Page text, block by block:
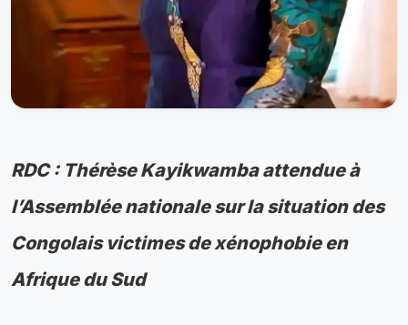
RDC : Thérèse Kayikwamba attendue à
l’Assemblée nationale sur la situation des
Congolais victimes de xénophobie en
Afrique du Sud